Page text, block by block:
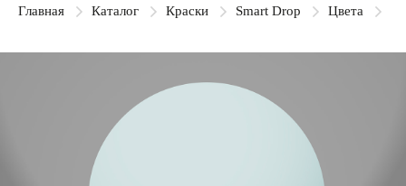
Главная Каталог Краски Smart Drop Цвета